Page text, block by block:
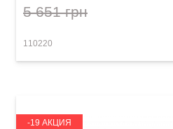
5 651 грн
110220
-19 АКЦИЯ